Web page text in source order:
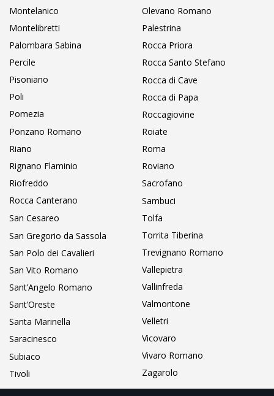
Montelanico
Montelibretti
Olevano Romano
Palestrina
Palombara Sabina
Percile
Pisoniano
Poli
Pomezia
Ponzano Romano
Riano
Rignano Flaminio
Riofreddo
Rocca Canterano
Rocca Priora
Rocca Santo Stefano
Rocca di Cave
Rocca di Papa
Roccagiovine
Roiate
Roma
Roviano
Sacrofano
Sambuci
San Cesareo
San Gregorio da Sassola
San Polo dei Cavalieri
San Vito Romano
Sant’Angelo Romano
Sant’Oreste
Santa Marinella
Saracinesco
Subiaco
Tivoli
Tolfa
Torrita Tiberina
Trevignano Romano
Vallepietra
Vallinfreda
Valmontone
Velletri
Vicovaro
Vivaro Romano
Zagarolo